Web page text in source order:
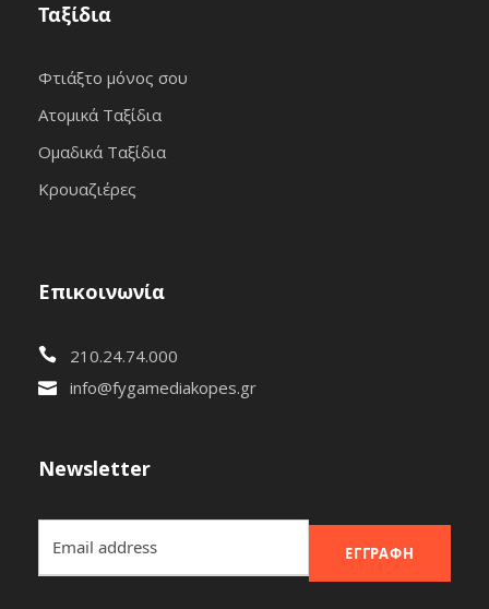
Ταξίδια
Φτιάξτο μόνος σου
Ατομικά Ταξίδια
Ομαδικά Ταξίδια
Κρουαζιέρες
Επικοινωνία
210.24.74.000
info@fygamediakopes.gr
Newsletter
ΕΓΓΡΑΦΉ